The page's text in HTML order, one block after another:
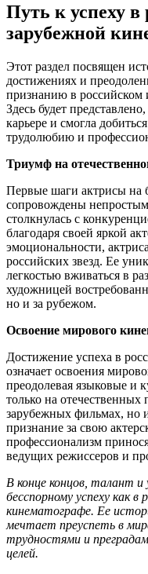
Путь к успеху в
зарубежной
Этот раздел посвящен
достижениях и
признанию в российском
Здесь будет
карьере и смогла
трудолюбию и
Триумф на
Первые шаги актрисы на
сопровождены
столкнулась с
благодаря своей яркой
эмоциональности,
российских звезд. Ее
легкостью вживаться в
художницей
но и за рубежом.
Освоение мирового
Достижение успеха в
означает освоения
преодолевая языковые и
только на отечественных
зарубежных фильмах, но
признание за свою
профессионализм
ведущих режиссеров и
В конце концов, талант
бесспорному успеху как
кинематографе. Ее
мечтает преуспеть в
трудностями и
целей.